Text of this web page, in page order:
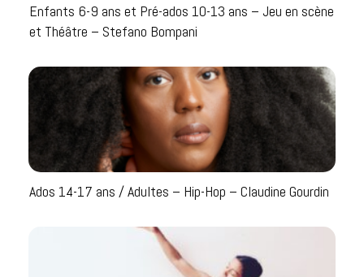
Enfants 6-9 ans et Pré-ados 10-13 ans – Jeu en scène
et Théâtre – Stefano Bompani
Ados 14-17 ans / Adultes – Hip-Hop – Claudine Gourdin